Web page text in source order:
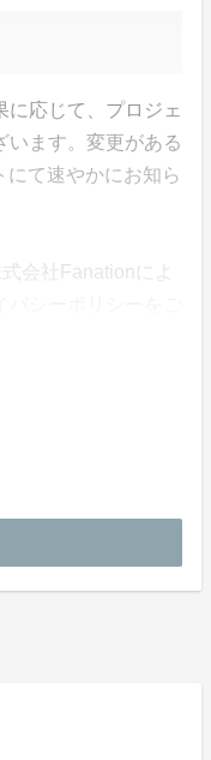
に応じて、プロジェ
います。変更がある
にて速やかにお知ら
会社Fanationによ
す。